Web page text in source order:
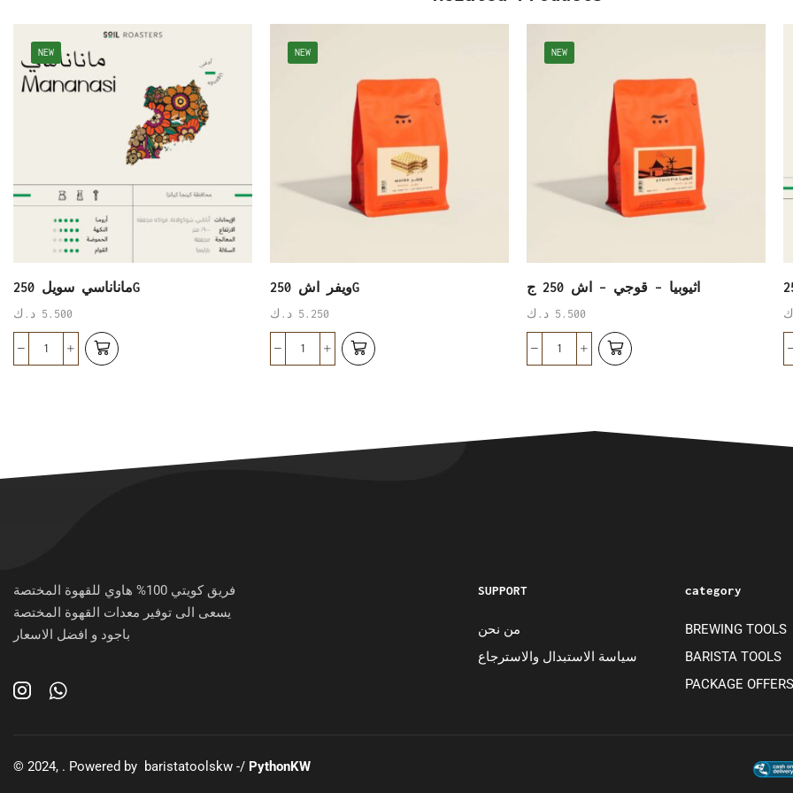
NEW
ماناناسي سويل 250G
5.500 د.ك
NEW
ويفر اش 250G
5.250 د.ك
NEW
اثيوبيا – قوجي – اش 250 ج
5.500 د.ك
فريق كويتي 100% هاوي للقهوة المختصة
يسعى الى توفير معدات القهوة المختصة
باجود و افضل الاسعار
SUPPORT
من نحن
سياسة الاستبدال والاسترجاع
category
BREWING TOOLS
BARISTA TOOLS
PACKAGE OFFERS
© 2024, . Powered by baristatoolskw -/ PythonKW